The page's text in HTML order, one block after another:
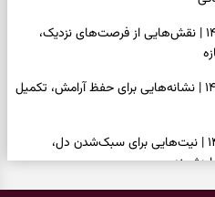
فال قهوه امروز جمعه ۱۶ مرداد ۱۴۰۵ | نقش‌هایی از فرصت‌های نزدیک،
فال شمع امروز جمعه ۱۶ مرداد ۱۴۰۵ | نشانه‌هایی برای حفظ آرامش، تکمیل
فال ابجد امروز جمعه ۱۶ مرداد ۱۴۰۵ | نیت‌هایی برای سبک‌شدن دل،